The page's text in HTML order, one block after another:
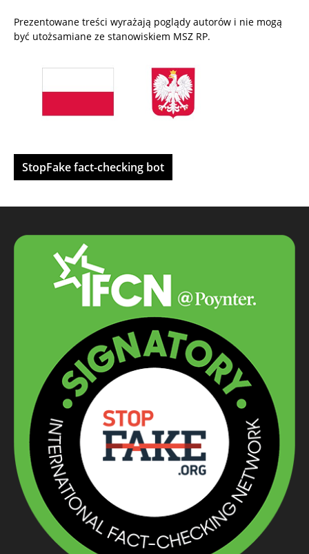
Prezentowane treści wyrażają poglądy autorów i nie mogą
być utożsamiane ze stanowiskiem MSZ RP.
StopFake fact-checking bot